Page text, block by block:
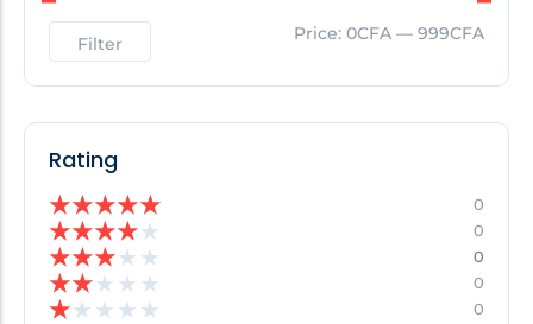
No Posts Found!
Filter Price: 0CFA — 999CFA
Rating
★★★★★ 0
★★★★★ 0
★★★★ ★ 0
★★★ ★ ★ 0
★★ ★ ★ ★ 0